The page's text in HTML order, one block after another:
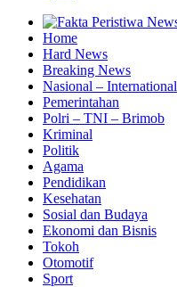
Home
Hard News
Breaking News
Nasional – International
Pemerintahan
Polri – TNI – Brimob
Kriminal
Politik
Agama
Pendidikan
Kesehatan
Sosial dan Budaya
Ekonomi dan Bisnis
Tokoh
Otomotif
Sport